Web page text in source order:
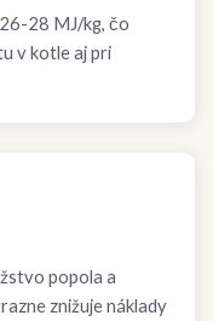
28 MJ/kg, čo
v kotle aj pri
popola a
znižuje náklady